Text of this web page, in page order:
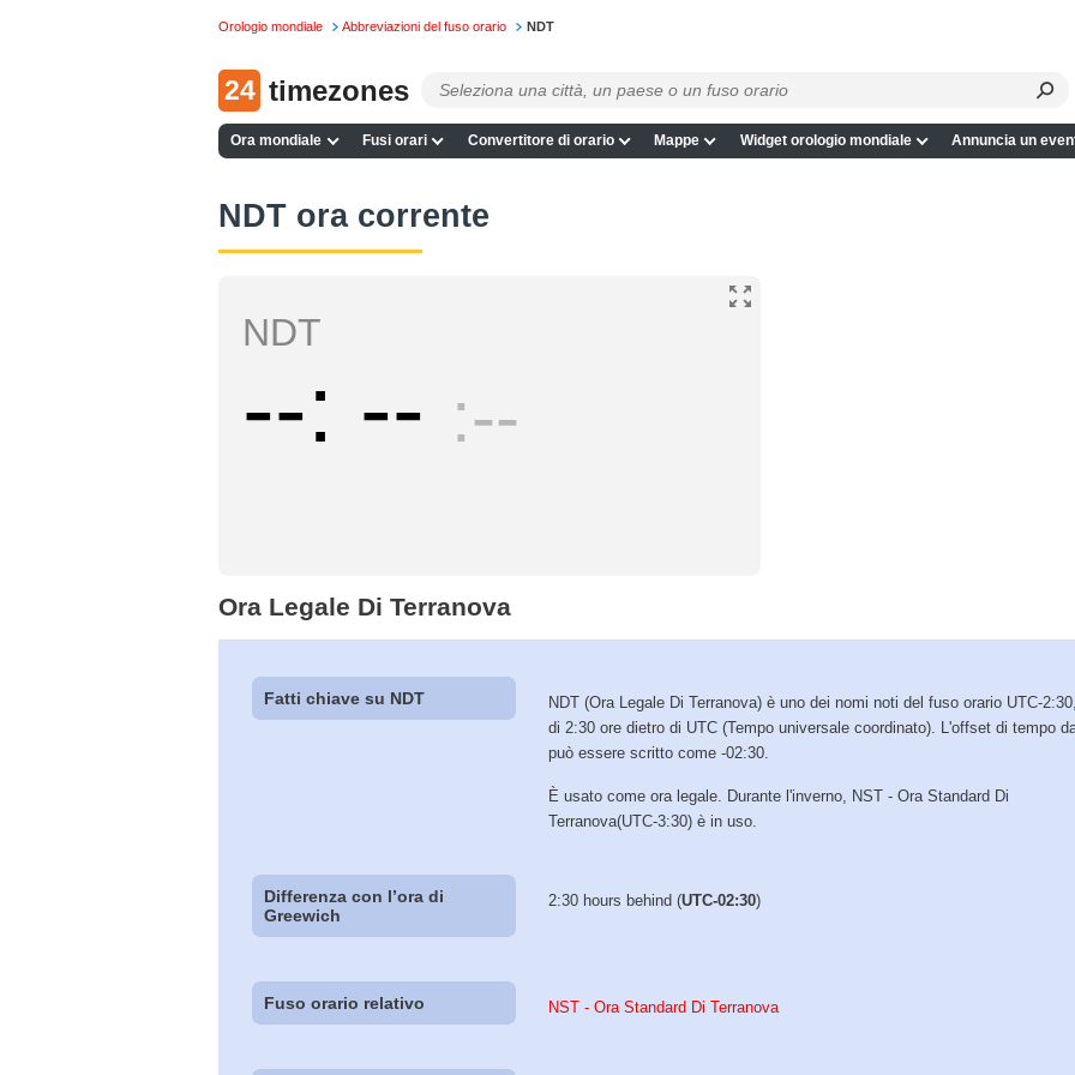
Orologio mondiale Abbreviazioni del fuso orario NDT
24 timezones
Ora mondiale Fusi orari Convertitore di orario Mappe Widget orologio mondiale Annuncia un
NDT ora corrente
NDT
-- -- --
Ora Legale Di Terranova
Fatti chiave su NDT
NDT (Ora Legale Di Terranova) è uno dei nomi noti del fuso orario UTC-
di 2:30 ore dietro di UTC (Tempo universale coordinato). L'offset di tempo
può essere scritto come -02:30.
È usato come ora legale. Durante l'inverno, NST - Ora Standard Di
Terranova(UTC-3:30) è in uso.
Differenza con l’ora di
Greewich
2:30 hours behind (UTC-02:30)
Fuso orario relativo NST - Ora Standard Di Terranova